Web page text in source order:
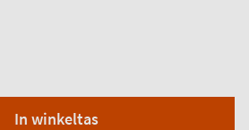
In winkeltas